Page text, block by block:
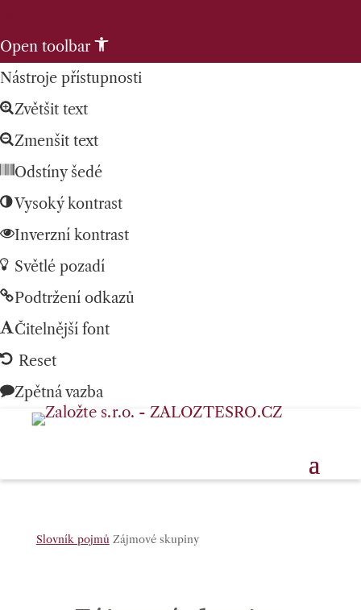
Open toolbar
Nástroje přístupnosti
Zvětšit text
Zmenšit text
Odstíny šedé
Vysoký kontrast
Inverzní kontrast
Světlé pozadí
Podtržení odkazů
Čitelnější font
Reset
Zpětná vazba
Slovník pojmů Zájmové skupiny